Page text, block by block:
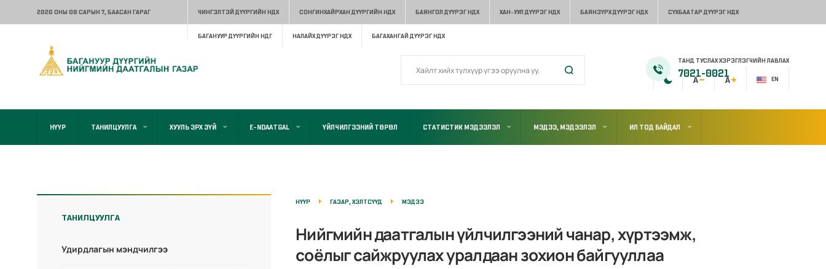
2026 ОНЫ 08 САРЫН 7, БААСАН ГАРАГ ЧИНГЭЛТЭЙ ДҮҮРГИЙН НДХ СОНГИНХАЙРХАН ДҮҮРГИЙН НДХ БАЯНГОЛ ДҮҮРЭГ НДХ ХАН-УУЛ ДҮҮРЭГ НДХ БАЯНЗҮРХ ДҮҮРЭГ НДХ СҮХБААТАР ДҮҮРЭГ НДХ
БАГАНУУР ДҮҮРГИЙН НДГ НАЛАЙХ ДҮҮРЭГ НДХ БАГАХАНГАЙ ДҮҮРЭГ НДХ
EN
ТАНД ТУСЛАХ ХЭРЭГЛЭГЧИЙН ЛАВЛАХ
7021-0021
НҮҮР ТАНИЛЦУУЛГА ХУУЛЬ ЭРХ ЗҮЙ E-NDAATGAL ҮЙЛЧИЛГЭЭНИЙ ТӨРӨЛ СТАТИСТИК МЭДЭЭЛЭЛ МЭДЭЭ, МЭДЭЭЛЭЛ ИЛ ТОД БАЙДАЛ
ТАНИЛЦУУЛГА
Удирдлагын мэндчилгээ
НҮҮР ГАЗАР, ХЭЛТСҮҮД МЭДЭЭ
Нийгмийн даатгалын үйлчилгээний чанар, хүртээмж,
соёлыг сайжруулах уралдаан зохион байгууллаа